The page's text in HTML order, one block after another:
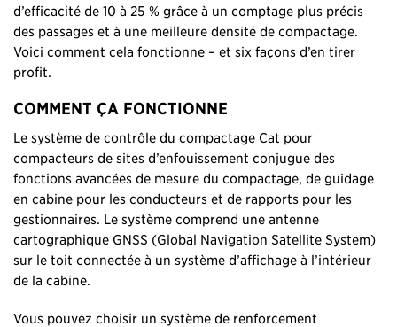
d’efficacité de 10 à 25 % grâce à un comptage plus précis
des passages et à une meilleure densité de compactage.
Voici comment cela fonctionne – et six façons d’en tirer
profit.
COMMENT ÇA FONCTIONNE
Le système de contrôle du compactage Cat pour
compacteurs de sites d’enfouissement conjugue des
fonctions avancées de mesure du compactage, de guidage
en cabine pour les conducteurs et de rapports pour les
gestionnaires. Le système comprend une antenne
cartographique GNSS (Global Navigation Satellite System)
sur le toit connectée à un système d’affichage à l’intérieur
de la cabine.
Vous pouvez choisir un système de renforcement